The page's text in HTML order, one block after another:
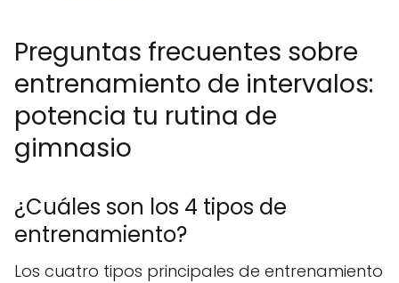
Preguntas frecuentes sobre
entrenamiento de intervalos:
potencia tu rutina de
gimnasio
¿Cuáles son los 4 tipos de
entrenamiento?
Los cuatro tipos principales de entrenamiento